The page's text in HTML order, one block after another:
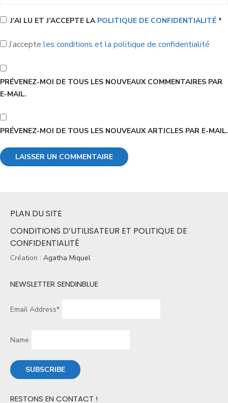
J’AI LU ET J’ACCEPTE LA POLITIQUE DE CONFIDENTIALITÉ *
J’accepte les conditions et la politique de confidentialité
PRÉVENEZ-MOI DE TOUS LES NOUVEAUX COMMENTAIRES PAR
E-MAIL.
PRÉVENEZ-MOI DE TOUS LES NOUVEAUX ARTICLES PAR E-MAIL.
PLAN DU SITE
CONDITIONS D’UTILISATEUR ET POLITIQUE DE
CONFIDENTIALITÉ
Création : Agatha Miquel
NEWSLETTER SENDINBLUE
Email Address*
Name
RESTONS EN CONTACT !